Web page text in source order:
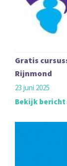
Gratis
Rijnmond
23 juni 2025
Bekijk bericht